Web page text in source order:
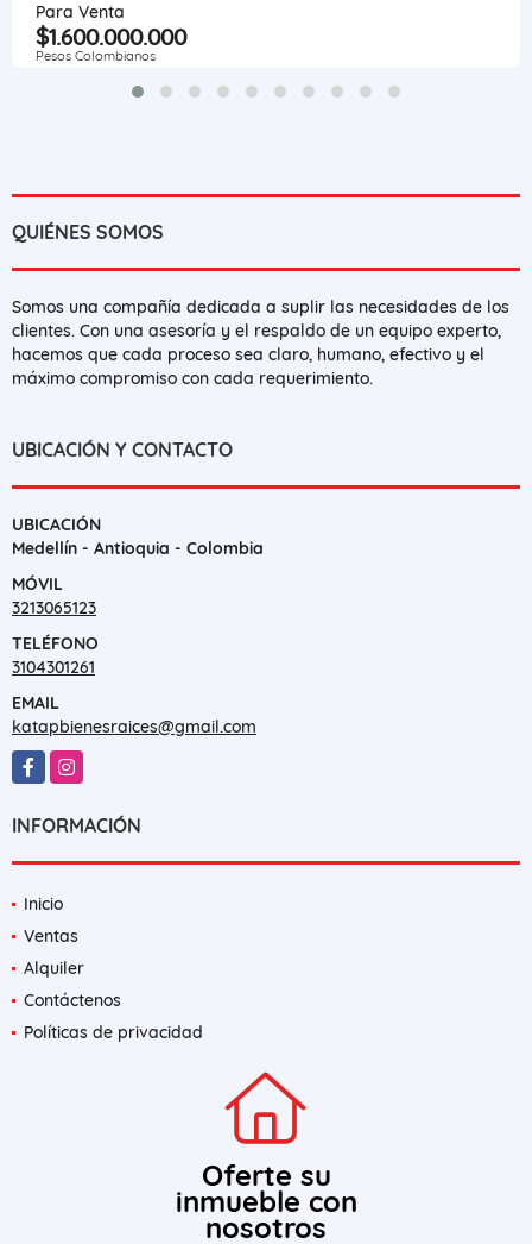
Para Venta
$1.600.000.000
Pesos Colombianos
QUIÉNES SOMOS
Somos una compañía dedicada a suplir las necesidades de los
clientes. Con una asesoría y el respaldo de un equipo experto,
hacemos que cada proceso sea claro, humano, efectivo y el
máximo compromiso con cada requerimiento.
UBICACIÓN Y CONTACTO
UBICACIÓN
Medellín - Antioquia - Colombia
MÓVIL
3213065123
TELÉFONO
3104301261
EMAIL
katapbienesraices@gmail.com
FacebookInstagram
INFORMACIÓN
Inicio
Ventas
Alquiler
Contáctenos
Políticas de privacidad
Oferte su
inmueble con
nosotros